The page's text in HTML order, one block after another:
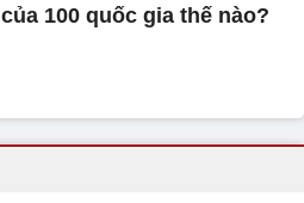
của 100 quốc gia thế nào?